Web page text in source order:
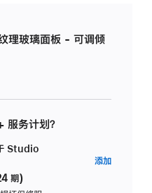
玻璃面板 - 可调倾
务计划？
Studio
期)
添加